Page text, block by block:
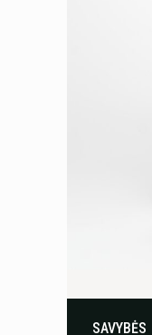
SAVYBĖS